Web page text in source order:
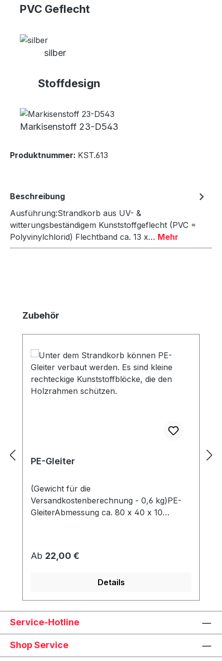
PVC Geflecht
silber
Stoffdesign
Markisenstoff 23-D543
Produktnummer: KST.613
Beschreibung
Ausführung:Strandkorb aus UV- &
witterungsbeständigem Kunststoffgeflecht (PVC =
Polyvinylchlorid) Flechtband ca. 13 x… Mehr
Produktgalerie überspringen
Zubehör
PE-Gleiter
(Gewicht für die
Versandkostenberechnung - 0,6 kg)PE-
GleiterAbmessung ca. 80 x 40 x 10
Regulärer Preis:
Ab 22,00 €
Details
Service-Hotline
Shop Service